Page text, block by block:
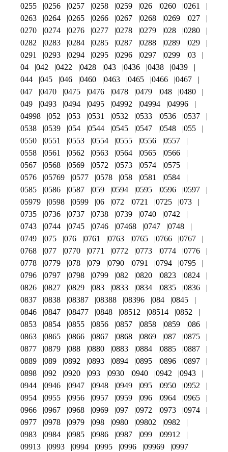
0255 0256 0257 0258 0259 026 0260
0261
0263
0264 0265 0266 0267 0268 0269
027
0270
0274 0276 0277 0278 0279 028
0280
0282
0283 0284 0285 0287 0288 0289
029
0291
0293 0294 0295 0296 0297 0299
03
04
042 0422 0428 043 0436 0438
0439
044
045 046 0460 0463 0465 0466
0467
047
0470 0475 0476 0478 0479 048
0480
049
0493 0494 0495 04992 04994
04996
04998
052 053 0531 0532 0533 0536
0537
0538
0539 054 0544 0545 0547 0548
055
0550
0551 0553 0554 0555 0556
0557
0558
0561 0562 0563 0564 0565
0566
0567
0568 0569 0572 0573 0574
0575
0576
05769 0577 0578 058 0581
0584
0585
0586 0587 059 0594 0595 0596
0597
05979
0598 0599 06 072 0721 0725
073
0735
0736 0737 0738 0739 0740
0742
0743
0744 0745 0746 07468 0747
0748
0749
075 076 0761 0763 0765 0766
0767
0768
077 0770 0771 0772 0773 0774
0776
0778
0779 078 079 0790 0791 0794
0795
0796
0797 0798 0799 082 0820 0823
0824
0826
0827 0829 083 0833 0834 0835
0836
0837
0838 08387 08388 08396 084
0845
0846
0847 08477 0848 08512 08514
0852
0853
0854 0855 0856 0857 0858 0859
086
0863
0865 0866 0867 0868 0869 087
0875
0877
0879 088 0880 0883 0884 0885
0887
0889
089 0892 0893 0894 0895 0896
0897
0898
092 0920 093 0930 0940 0942
0943
0944
0946 0947 0948 0949 095 0950
0952
0954
0955 0956 0957 0959 096 0964
0965
0966
0967 0968 0969 097 0972 0973
0974
0977
0978 0979 098 0980 09802
0982
0983
0984 0985 0986 0987 099
09912
09913
0993 0994 0995 0996 09969 0997